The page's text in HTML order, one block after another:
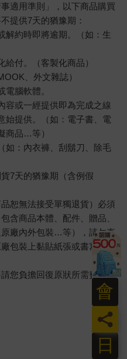
適用準則」，以下商品購買
提供7天的猶豫期：
解約時即將逾期。（如：生
付。（客製化商品）
、外文雜誌）
腦軟體。
容或一經提供即為完成之線
始提供。（如：電子書、電
商品…等）
如：內衣褲、刮鬍刀、除毛
7天的猶豫期（含例假
恕無法接受單獨退貨）必須
含商品本體、配件、贈品、
廠內外包裝…等），請勿直
包裝上黏貼紙張或書寫文
您負擔回復原狀所需費用，
日
員
會